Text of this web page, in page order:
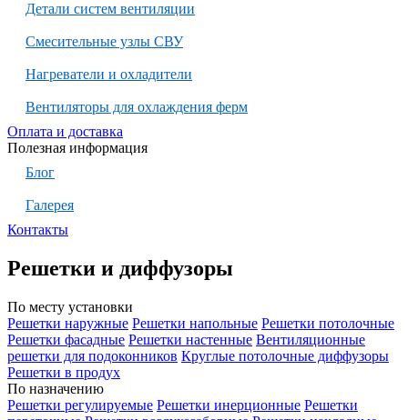
Детали систем вентиляции
Смесительные узлы СВУ
Нагреватели и охладители
Вентиляторы для охлаждения ферм
Оплата и доставка
Полезная информация
Блог
Галерея
Контакты
Решетки и диффузоры
По месту установки
Решетки наружные Решетки напольные Решетки потолочные
Решетки фасадные Решетки настенные Вентиляционные
решетки для подоконников Круглые потолочные диффузоры
Решетки в продух
По назначению
Решетки регулируемые Решетки инерционные Решетки